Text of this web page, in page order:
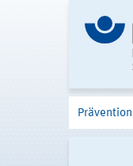
Prävention